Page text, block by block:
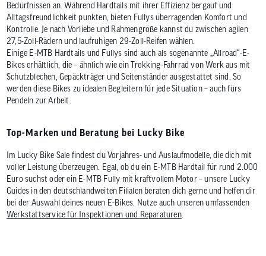
Bedürfnissen an. Während Hardtails mit ihrer Effizienz bergauf und
Alltagsfreundlichkeit punkten, bieten Fullys überragenden Komfort und
Kontrolle. Je nach Vorliebe und Rahmengröße kannst du zwischen agilen
27,5-Zoll-Rädern und laufruhigen 29-Zoll-Reifen wählen.
Einige E-MTB Hardtails und Fullys sind auch als sogenannte „Allroad“-E-
Bikes erhältlich, die – ähnlich wie ein Trekking-Fahrrad von Werk aus mit
Schutzblechen, Gepäckträger und Seitenständer ausgestattet sind. So
werden diese Bikes zu idealen Begleitern für jede Situation – auch fürs
Pendeln zur Arbeit.
Top-Marken und Beratung bei Lucky Bike
Im Lucky Bike Sale findest du Vorjahres- und Auslaufmodelle, die dich mit
voller Leistung überzeugen. Egal, ob du ein E-MTB Hardtail für rund 2.000
Euro suchst oder ein E-MTB Fully mit kraftvollem Motor – unsere Lucky
Guides in den deutschlandweiten Filialen beraten dich gerne und helfen dir
bei der Auswahl deines neuen E-Bikes. Nutze auch unseren umfassenden
Werkstattservice für Inspektionen und Reparaturen.